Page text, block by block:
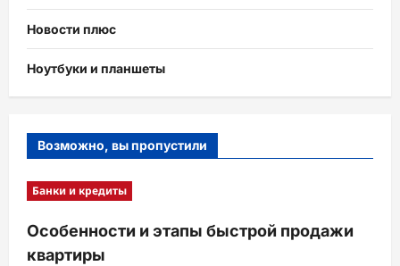
Новости плюс
Ноутбуки и планшеты
Возможно, вы пропустили
Банки и кредиты
Особенности и этапы быстрой продажи
квартиры